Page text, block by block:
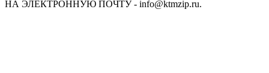
НА ЭЛЕКТРОННУЮ ПОЧТУ - info@ktmzip.ru.